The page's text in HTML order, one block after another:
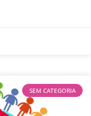
SEM CATEGORIA